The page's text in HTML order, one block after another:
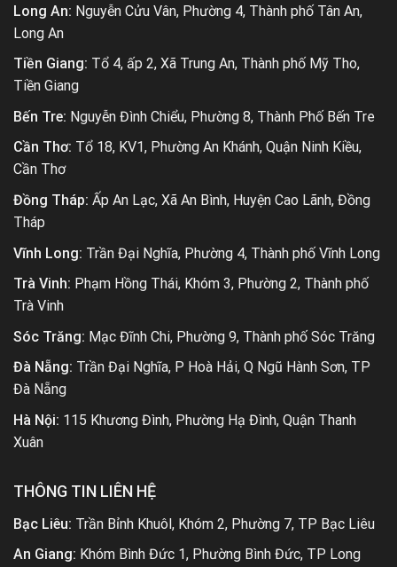
Long An: Nguyễn Cửu Vân, Phường 4, Thành phố Tân An,
Long An
Tiền Giang: Tổ 4, ấp 2, Xã Trung An, Thành phố Mỹ Tho,
Tiền Giang
Bến Tre: Nguyễn Đình Chiểu, Phường 8, Thành Phố Bến Tre
Cần Thơ: Tổ 18, KV1, Phường An Khánh, Quận Ninh Kiều,
Cần Thơ
Đồng Tháp: Ấp An Lạc, Xã An Bình, Huyện Cao Lãnh, Đồng
Tháp
Vĩnh Long: Trần Đại Nghĩa, Phường 4, Thành phố Vĩnh Long
Trà Vinh: Phạm Hồng Thái, Khóm 3, Phường 2, Thành phố
Trà Vinh
Sóc Trăng: Mạc Đĩnh Chi, Phường 9, Thành phố Sóc Trăng
Đà Nẵng: Trần Đại Nghĩa, P Hoà Hải, Q Ngũ Hành Sơn, TP
Đà Nẵng
Hà Nội: 115 Khương Đình, Phường Hạ Đình, Quận Thanh
Xuân
THÔNG TIN LIÊN HỆ
Bạc Liêu: Trần Bỉnh Khuôl, Khóm 2, Phường 7, TP Bạc Liêu
An Giang: Khóm Bình Đức 1, Phường Bình Đức, TP Long